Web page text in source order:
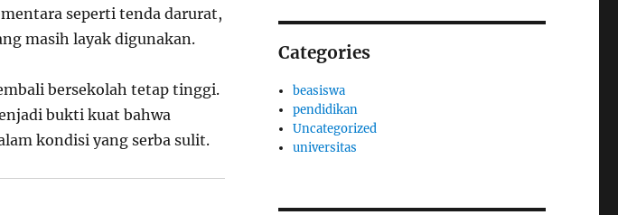
seperti tenda darurat,
masih layak digunakan.
bersekolah tetap tinggi.
bukti kuat bahwa
kondisi yang serba sulit.
Categories
beasiswa
pendidikan
Uncategorized
universitas